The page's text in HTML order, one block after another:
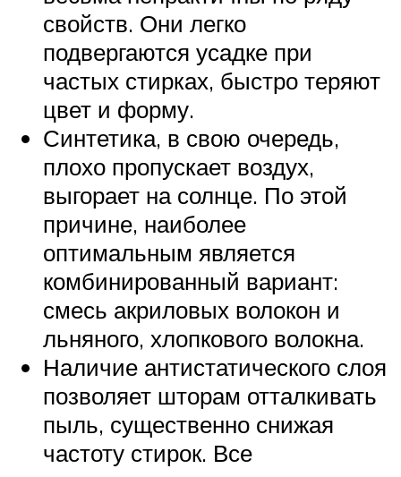
свойств. Они легко
подвергаются усадке при
частых стирках, быстро теряют
цвет и форму.
Синтетика, в свою очередь,
плохо пропускает воздух,
выгорает на солнце. По этой
причине, наиболее
оптимальным является
комбинированный вариант:
смесь акриловых волокон и
льняного, хлопкового волокна.
Наличие антистатического слоя
позволяет шторам отталкивать
пыль, существенно снижая
частоту стирок. Все